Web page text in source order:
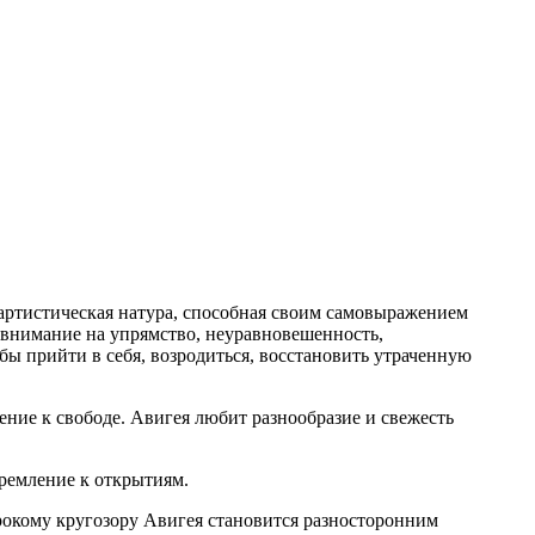
натура, способная своим самовыражением
на упрямство, неуравновешенность,
прийти в себя, возродиться, восстановить утраченную
к свободе. Авигея любит разнообразие и свежесть
к открытиям.
кругозору Авигея становится разносторонним